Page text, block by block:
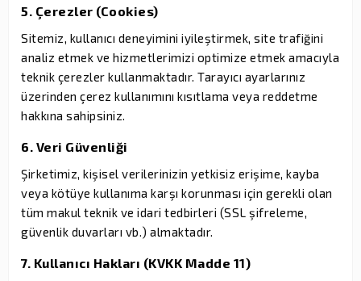
5. Çerezler (Cookies)
Sitemiz, kullanıcı deneyimini iyileştirmek, site trafiğini
analiz etmek ve hizmetlerimizi optimize etmek amacıyla
teknik çerezler kullanmaktadır. Tarayıcı ayarlarınız
üzerinden çerez kullanımını kısıtlama veya reddetme
hakkına sahipsiniz.
6. Veri Güvenliği
Şirketimiz, kişisel verilerinizin yetkisiz erişime, kayba
veya kötüye kullanıma karşı korunması için gerekli olan
tüm makul teknik ve idari tedbirleri (SSL şifreleme,
güvenlik duvarları vb.) almaktadır.
7. Kullanıcı Hakları (KVKK Madde 11)